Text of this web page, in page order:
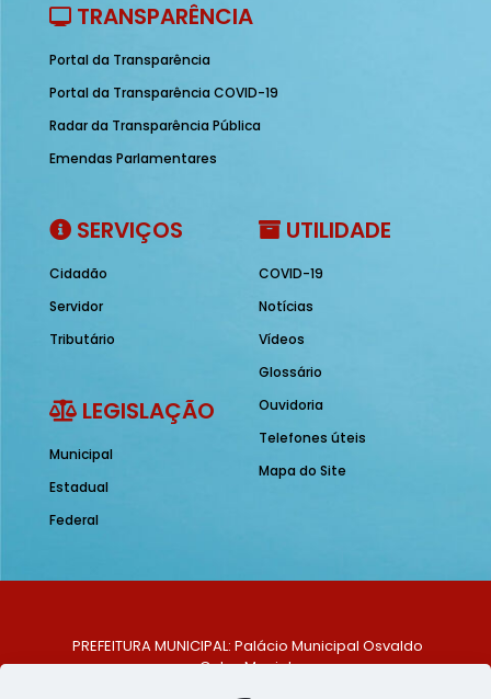
TRANSPARÊNCIA
Portal da Transparência
Portal da Transparência COVID-19
Radar da Transparência Pública
Emendas Parlamentares
SERVIÇOS
Cidadão
Servidor
Tributário
LEGISLAÇÃO
Municipal
Estadual
Federal
UTILIDADE
COVID-19
Notícias
Vídeos
Glossário
Ouvidoria
Telefones úteis
Mapa do Site
PREFEITURA MUNICIPAL: Palácio Municipal Osvaldo
Celso Maciel